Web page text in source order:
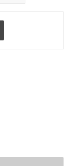
Print